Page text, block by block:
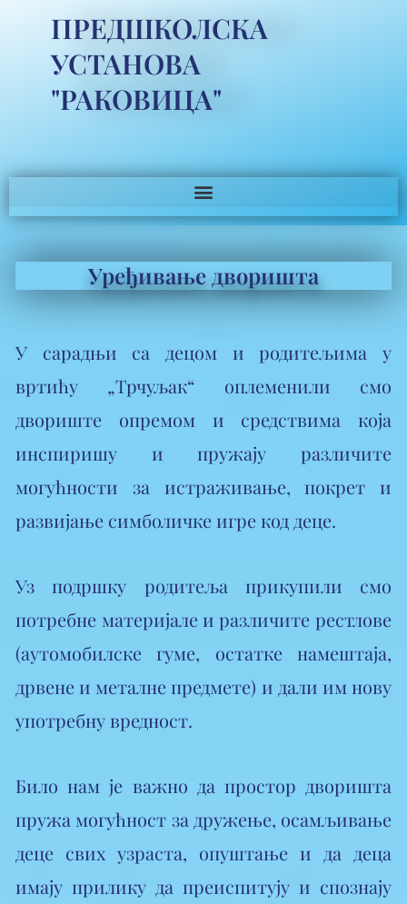
ПРЕДШКОЛСКА
УСТАНОВА
"РАКОВИЦА"
Уређивање дворишта
У сарадњи са децом и родитељима у
вртићу „Трчуљак“ оплеменили смо
двориште опремом и средствима која
инспиришу и пружају различите
могућности за истраживање, покрет и
развијање симболичке игре код деце.
Уз подршку родитеља прикупили смо
потребне материјале и различите рестлове
(аутомобилске гуме, остатке намештаја,
дрвене и металне предмете) и дали им нову
употребну вредност.
Било нам је важно да простор дворишта
пружа могућност за дружење, осамљивање
деце свих узраста, опуштање и да деца
имају прилику да преиспитују и спознају